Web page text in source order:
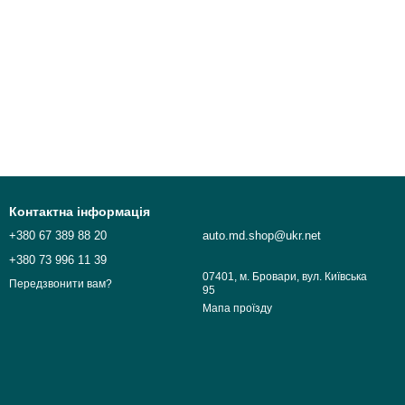
Контактна інформація
+380 67 389 88 20
+380 73 996 11 39
Передзвонити вам?
auto.md.shop@ukr.net
07401, м. Бровари, вул. Київська
95
Мапа проїзду